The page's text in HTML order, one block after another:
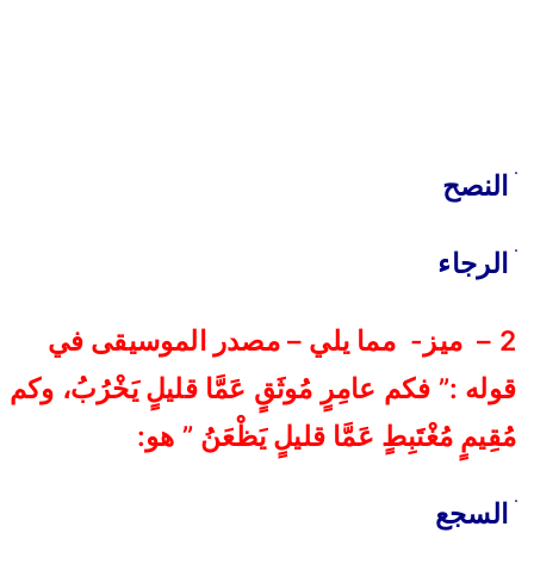
النصح
الرجاء
2 – ميز- مما يلي – مصدر الموسيقى في
قوله :” فكم عامِرٍ مُوثَقٍ عَمَّا قليلٍ يَخْرُبُ، وكم
مُقِيمٍ مُغْتَبِطٍ عَمَّا قليلٍ يَظْعَنُ ” هو:
السجع